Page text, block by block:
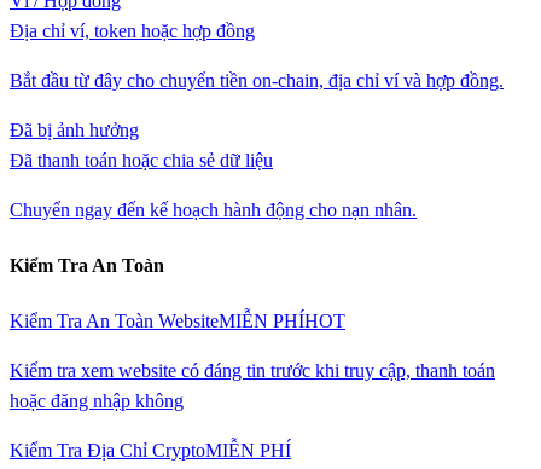
Địa chỉ ví, token hoặc hợp đồng
Bắt đầu từ đây cho chuyển tiền on-chain, địa chỉ ví và hợp đồng.
Đã bị ảnh hưởng
Đã thanh toán hoặc chia sẻ dữ liệu
Chuyển ngay đến kế hoạch hành động cho nạn nhân.
Kiểm Tra An Toàn
Kiểm Tra An Toàn WebsiteMIỄN PHÍHOT
Kiểm tra xem website có đáng tin trước khi truy cập, thanh toán
hoặc đăng nhập không
Kiểm Tra Địa Chỉ CryptoMIỄN PHÍ